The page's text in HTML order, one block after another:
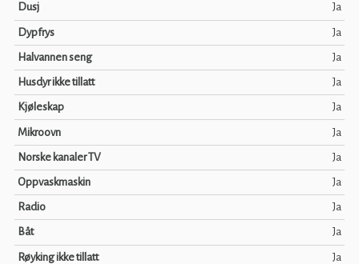
Dusj Ja
Dypfrys Ja
Halvannen seng Ja
Husdyr ikke tillatt Ja
Kjøleskap Ja
Mikroovn Ja
Norske kanaler TV Ja
Oppvaskmaskin Ja
Radio Ja
Båt Ja
Røyking ikke tillatt Ja